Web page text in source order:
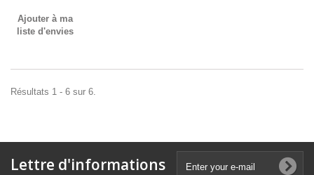
Ajouter à ma
liste d'envies
Résultats 1 - 6 sur 6.
Lettre d'informations